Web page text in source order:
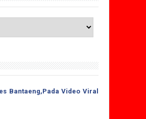
Bantaeng,Pada Video Viral